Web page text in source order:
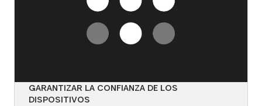
GARANTIZAR LA CONFIANZA DE LOS
DISPOSITIVOS